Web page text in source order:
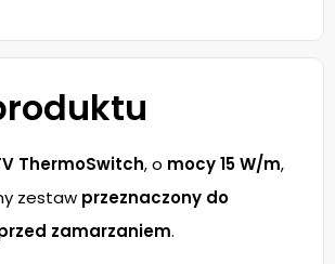
ThermoSwitch, o mocy 15 W/m,
zestaw przeznaczony do
zamarzaniem.